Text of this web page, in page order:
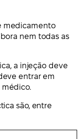
medicamento
nem todas as
a injeção deve
entrar em
são, entre